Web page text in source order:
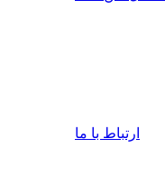
ارتباط با ما